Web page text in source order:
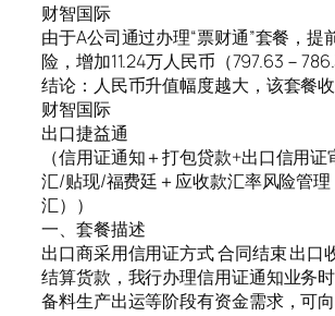
财智国际
由于A公司通过办理“票财通”套餐，提
险，增加11.24万人民币（797.63－
结论：人民币升值幅度越大，该套餐收
财智国际
出口捷益通
（信用证通知＋打包贷款+出口信用
汇/贴现/福费廷＋应收款汇率风险管
汇））
一、套餐描述
出口商采用信用证方式 合同结束 出口
结算货款，我行办理信用证通知业务
备料生产出运等阶段有资金需求，可